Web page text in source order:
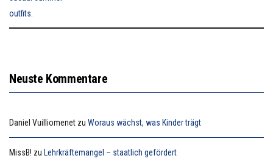
Neuste Kommentare
Daniel Vuilliomenet zu Woraus wächst, was Kinder trägt
MissB! zu Lehrkräftemangel – staatlich gefördert